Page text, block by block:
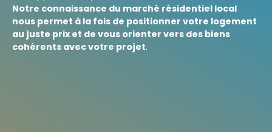
Notre connaissance du marché résidentiel local
nous permet à la fois de positionner votre logement
au juste prix et de vous orienter vers des biens
cohérents avec votre projet.